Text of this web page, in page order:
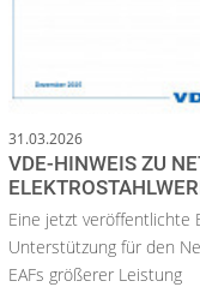
31.03.2026
VDE-HINWEIS ZU
Eine jetzt veröffentlichte
Unterstützung für den
EAFs größerer Leistung